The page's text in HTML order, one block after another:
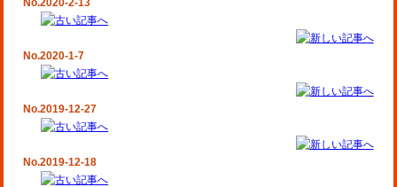
No.2020-2-13
No.2020-1-7
No.2019-12-27
No.2019-12-18